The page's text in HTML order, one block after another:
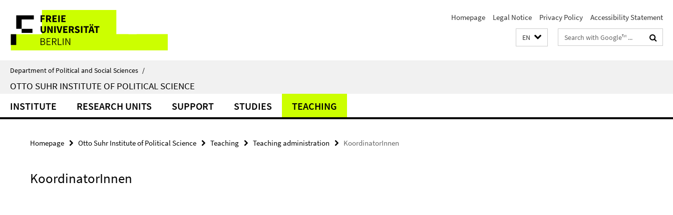
direkt
Inhalt
Service
Navigation
Homepage Legal Notice Privacy Policy Accessibility Statement
EN
Search
terms
Department of Political and Social Sciences /
OTTO SUHR INSTITUTE OF POLITICAL SCIENCE
INSTITUTE RESEARCH UNITS SUPPORT STUDIES TEACHING
Homepage Otto Suhr Institute of Political Science Teaching Teaching administration KoordinatorInnen
KoordinatorInnen